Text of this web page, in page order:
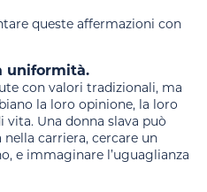
queste affermazioni con
uniformità.
con valori tradizionali, ma
la loro opinione, la loro
Una donna slava può
carriera, cercare un
e immaginare l’uguaglianza